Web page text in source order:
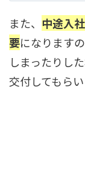
また、 中途入
要になります
しまったりし
交付してもらい